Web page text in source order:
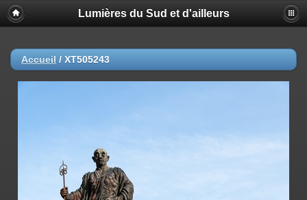
Lumières du Sud et d'ailleurs
Accueil / XT505243